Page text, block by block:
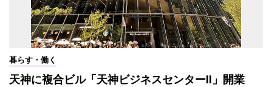
暮らす・働く
天神に複合ビル「天神ビジネスセンターII」開業